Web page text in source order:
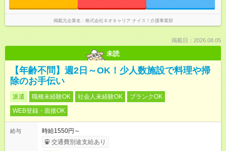
掲載元企業名 株式会社ネオキャリア ナイス！介護事業部
掲載日：2026.08.05
未読
【年齢不問】週2日～OK！少人数施設で料理や掃
除のお手伝い
派遣 職種未経験OK 社会人未経験OK
ブランクOK
WEB登録・面接OK
給与
時給1550円～
交通費別途支給あり